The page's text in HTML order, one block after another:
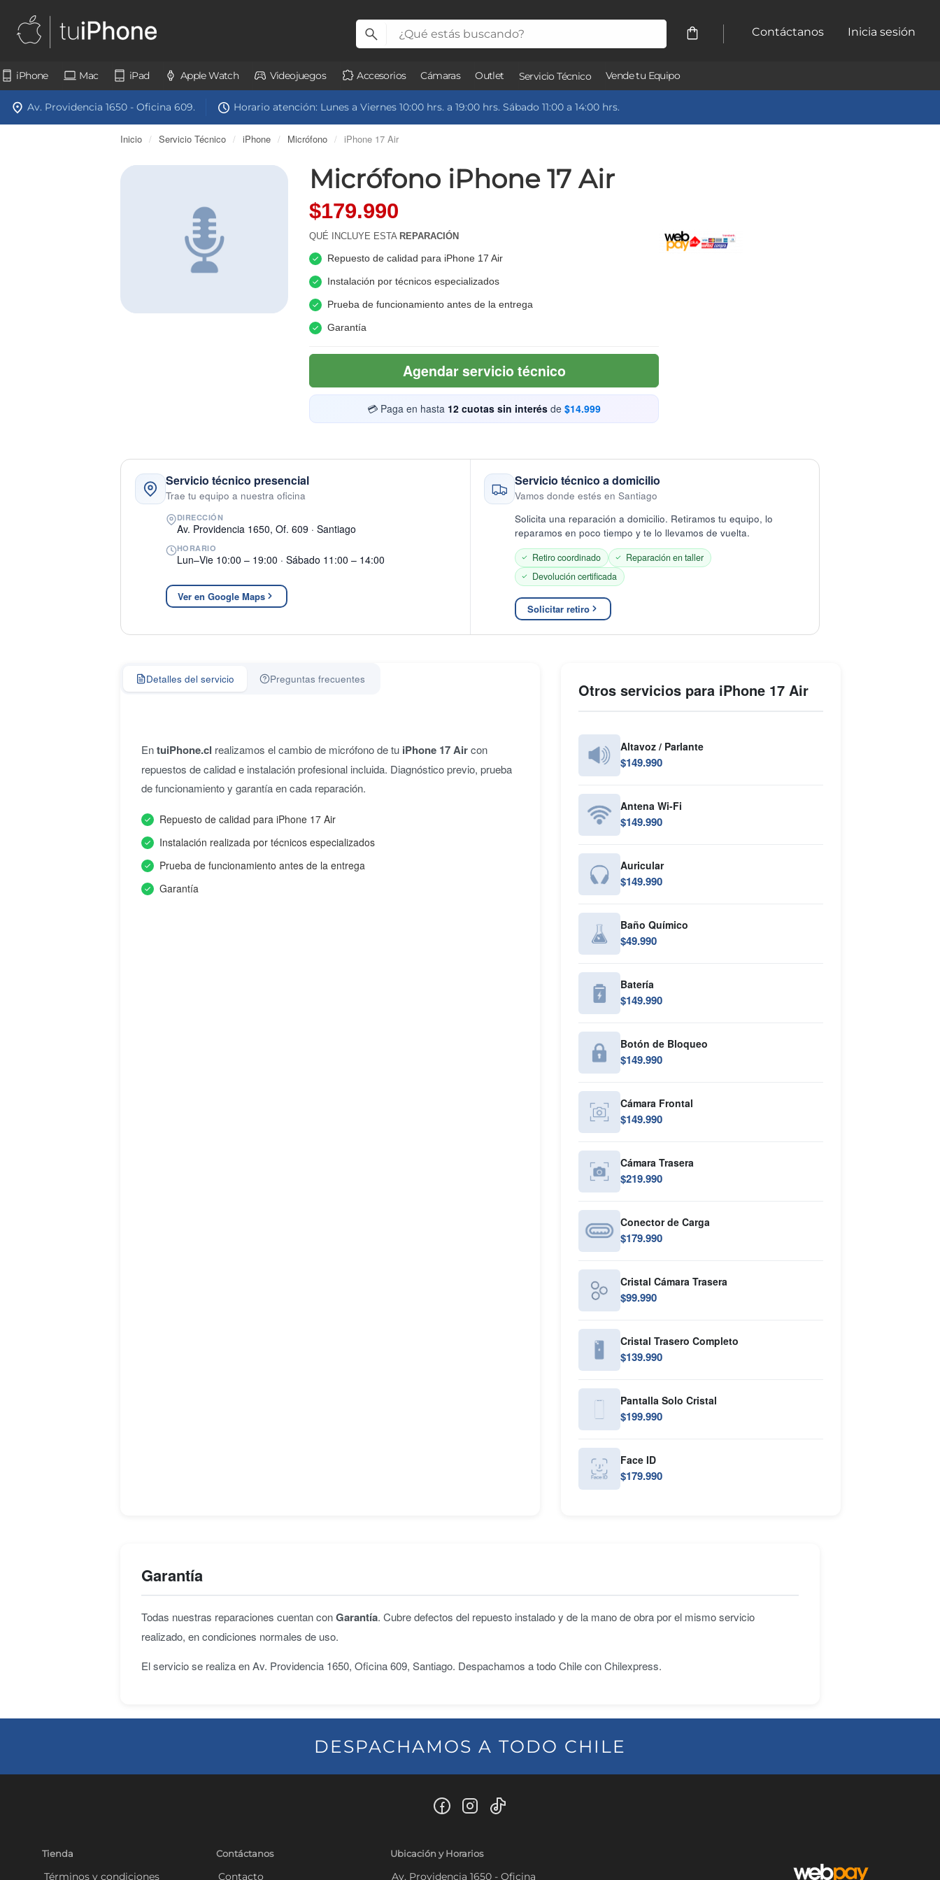
Contáctanos Inicia sesión
iPhone Mac iPad Apple Watch Videojuegos Accesorios Cámaras Outlet Servicio Técnico Vende tu Equipo
Av. Providencia 1650 - Oficina 609. Horario atención: Lunes a Viernes 10:00 hrs. a 19:00 hrs. Sábado 11:00 a 14:00 hrs.
Inicio / Servicio Técnico / iPhone / Micrófono / iPhone 17 Air
Micrófono iPhone 17 Air
$179.990
QUÉ INCLUYE ESTA REPARACIÓN
Repuesto de calidad para iPhone 17 Air
Instalación por técnicos especializados
Prueba de funcionamiento antes de la entrega
Garantía
Agendar servicio técnico
💳 Paga en hasta 12 cuotas sin interés de $14.999
Servicio técnico presencial
Trae tu equipo a nuestra oficina
DIRECCIÓN
Av. Providencia 1650, Of. 609 · Santiago
HORARIO
Lun–Vie 10:00 – 19:00 · Sábado 11:00 – 14:00
Ver en Google Maps
Servicio técnico a domicilio
Vamos donde estés en Santiago
Solicita una reparación a domicilio. Retiramos tu equipo, lo
reparamos en poco tiempo y te lo llevamos de vuelta.
Retiro coordinado
Reparación en taller
Devolución certificada
Solicitar retiro
Detalles del servicio Preguntas frecuentes
EntuiPhone.cl realizamos el cambio de micrófono de tu iPhone 17 Aircon
repuestos de calidad e instalación profesional incluida. Diagnóstico previo, prueba
de funcionamiento y garantía en cada reparación.
Repuesto de calidad para iPhone 17 Air
Instalación realizada por técnicos especializados
Prueba de funcionamiento antes de la entrega
Garantía
Otros servicios para iPhone 17 Air
Altavoz / Parlante
$149.990
Antena Wi-Fi
$149.990
Auricular
$149.990
Baño Químico
$49.990
Batería
$149.990
Botón de Bloqueo
$149.990
Cámara Frontal
$149.990
Cámara Trasera
$219.990
Conector de Carga
$179.990
Cristal Cámara Trasera
$99.990
Cristal Trasero Completo
$139.990
Pantalla Solo Cristal
$199.990
Face ID
$179.990
Garantía
Todas nuestras reparaciones cuentan conGarantía. Cubre defectos del repuesto instalado y de la mano de obra por el mismo servicio
realizado, en condiciones normales de uso.
El servicio se realiza en Av. Providencia 1650, Oficina 609, Santiago. Despachamos a todo Chile con Chilexpress.
DESPACHAMOS A TODO CHILE
Tienda
Términos y condiciones
Contáctanos
Contacto
Ubicación y Horarios
Av. Providencia 1650 - Oficina